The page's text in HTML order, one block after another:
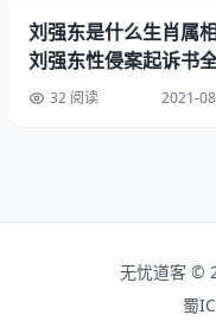
需要用温的淡肥皂水
干，以防器物或张开
对于象牙，很多人第
牙一旦在热水中时间
到地上，脆性的象牙
刘强东是什么生肖属相
刘强东性侵案起诉书
曝光，会对京东产生
32 阅读 2021-
无忧道客 ©
蜀